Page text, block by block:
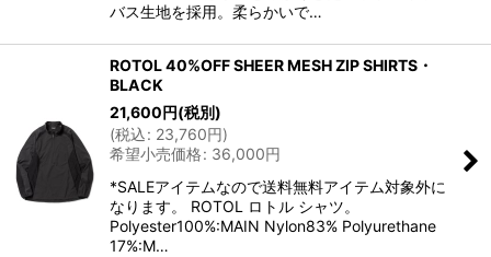
バス生地を採用。柔らかいで…
ROTOL 40%OFF SHEER MESH ZIP SHIRTS・
BLACK
21,600円(税別)
(税込: 23,760円)
希望小売価格: 36,000円
*SALEアイテムなので送料無料アイテム対象外に
なります。 ROTOL ロトル シャツ。
Polyester100%:MAIN Nylon83% Polyurethane
17%:M…